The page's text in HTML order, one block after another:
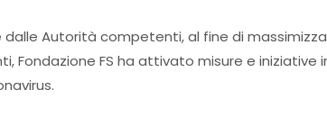
Autorità competenti, al fine di
Fondazione FS ha attivato misure e iniziative